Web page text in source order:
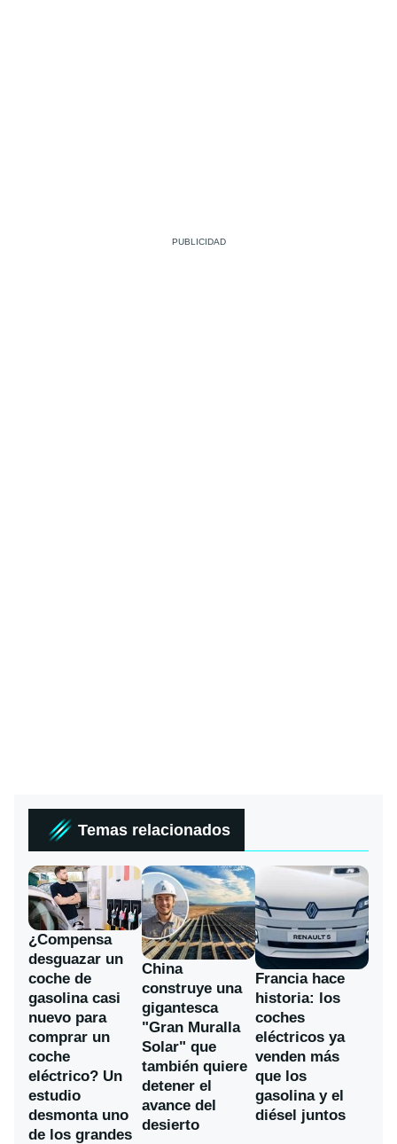
Temas relacionados
¿Compensa
desguazar un
coche de
gasolina casi
nuevo para
comprar un
coche
eléctrico? Un
estudio
desmonta uno
de los grandes
China
construye una
gigantesca
"Gran Muralla
Solar" que
también quiere
detener el
avance del
desierto
Francia hace
historia: los
coches
eléctricos ya
venden más
que los
gasolina y el
diésel juntos